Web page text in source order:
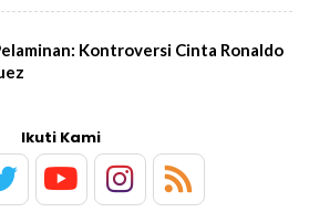
Kontroversi Cinta Ronaldo
Ikuti Kami